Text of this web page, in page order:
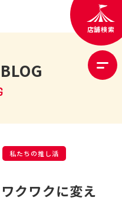
店舗検索
私たちの推し活
クワクに変え